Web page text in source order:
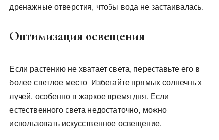
дренажные отверстия, чтобы вода не застаивалась.
Оптимизация освещения
Если растению не хватает света, переставьте его в
более светлое место. Избегайте прямых солнечных
лучей, особенно в жаркое время дня. Если
естественного света недостаточно, можно
использовать искусственное освещение.